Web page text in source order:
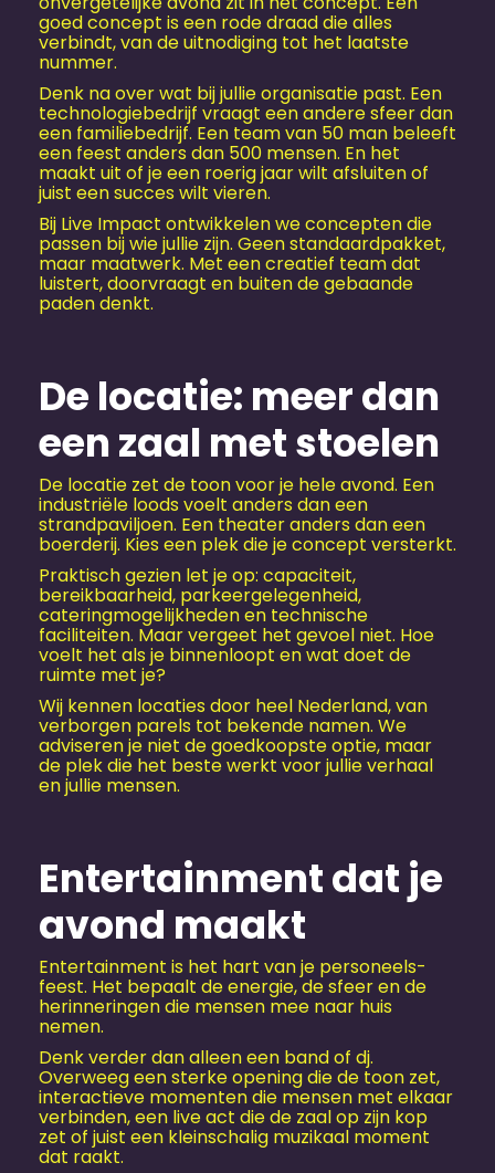
goed concept is een rode draad die alles
verbindt, van de uitnodiging tot het laatste
nummer.
Denk na over wat bij jullie organisatie past. Een
technologiebedrijf vraagt een andere sfeer dan
een familiebedrijf. Een team van 50 man beleeft
een feest anders dan 500 mensen. En het
maakt uit of je een roerig jaar wilt afsluiten of
juist een succes wilt vieren.
Bij Live Impact ontwikkelen we concepten die
passen bij wie jullie zijn. Geen standaardpakket,
maar maatwerk. Met een creatief team dat
luistert, doorvraagt en buiten de gebaande
paden denkt.
De locatie: meer dan
een zaal met stoelen
De locatie zet de toon voor je hele avond. Een
industriële loods voelt anders dan een
strandpaviljoen. Een theater anders dan een
boerderij. Kies een plek die je concept versterkt.
Praktisch gezien let je op: capaciteit,
bereikbaarheid, parkeergelegenheid,
cateringmogelijkheden en technische
faciliteiten. Maar vergeet het gevoel niet. Hoe
voelt het als je binnenloopt en wat doet de
ruimte met je?
Wij kennen locaties door heel Nederland, van
verborgen parels tot bekende namen. We
adviseren je niet de goedkoopste optie, maar
de plek die het beste werkt voor jullie verhaal
en jullie mensen.
Entertainment dat je
avond maakt
Entertainment is het hart van je personeels­
feest. Het bepaalt de energie, de sfeer en de
herinneringen die mensen mee naar huis
nemen.
Denk verder dan alleen een band of dj.
Overweeg een sterke opening die de toon zet,
interactieve momenten die mensen met elkaar
verbinden, een live act die de zaal op zijn kop
zet of juist een kleinschalig muzikaal moment
dat raakt.